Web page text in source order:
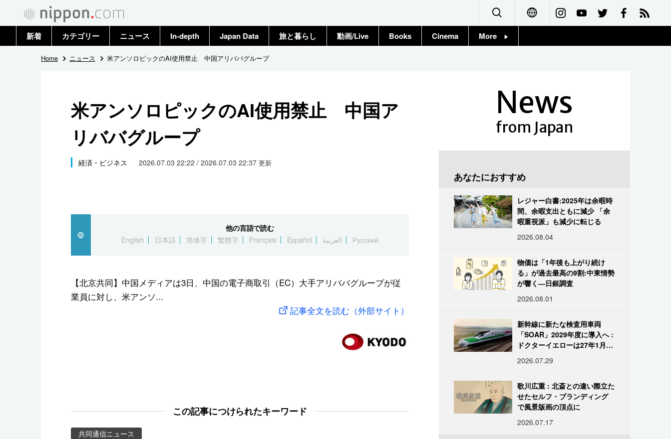
Français
新着 カテゴリー
政治・外交
国際
社会
文化
スポーツ・東京2020
ニュース
トップ
In-depth Japan Data 旅と暮らし 動画/Live Books Cinema More
Home ニュース 米アンソロピックのAI使用禁止 中国アリババグループ
米アンソロピックのAI使用禁止 中国ア
リババグループ
経済・ビジネス 2026.07.03 22:22 / 2026.07.03 22:37 更新
他の言語で読む
English
日本語 简体字 繁體字 Français Español العربية Русский
【北京共同】中国メディアは3日、中国の電子商取引（EC）大手アリババグループが従
業員に対し、米アンソ...
記事全文を読む（外部サイト）
この記事につけられたキーワード
共同通信ニュース
News
from Japan
あなたにおすすめ
レジャー白書:2025年は余暇時
間、余暇支出ともに減少 「余
暇重視派」も減少に転じる
2026.08.04
物価は「1年後も上がり続け
る」が過去最高の9割:中東情勢
が響く―日銀調査
2026.08.01
新幹線に新たな検査用車両
「SOAR」2029年度に導入へ :
ドクターイエローは27年1月に
2026.07.29
歌川広重 : 北斎との違い際立た
せたセルフ・ブランディング
で風景版画の頂点に
2026.07.17